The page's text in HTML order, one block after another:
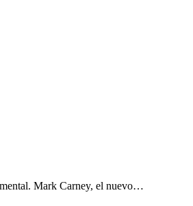
Mark Carney, el nuevo…